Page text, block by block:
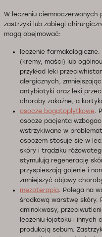
W leczeniu ciemnoczerwonych
zastrzyki lub zabiegi
mogą obejmować:
leczenie
(kremy, maści) lub
przykład leki
alergicznych,
antybiotyki oraz leki
choroby zakaźne, a
osocze bogatopłytkowe.
osocze pacjenta
wstrzykiwane w
osoczem stosuje się w
skóry i trądziku
stymulują regenerację
przyspieszają gojenie i
zmniejszyć objawy
mezoterapia. Polega na
środkową warstwę skóry.
aminokwasy,
leczeniu łojotoku i innych
produkcją sebum.